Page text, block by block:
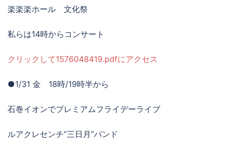
楽楽楽ホール 文化祭
私らは14時からコンサート
クリックして1576048419.pdfにアクセス
●1/31 金 18時/19時半から
石巻イオンでプレミアムフライデーライブ
ルアクレセンチ”三日月”バンド